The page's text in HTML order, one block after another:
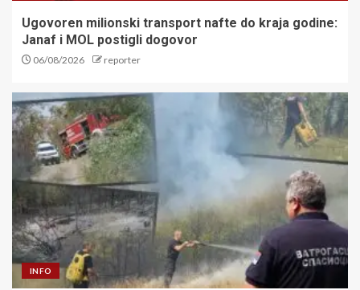
Ugovoren milionski transport nafte do kraja godine:
Janaf i MOL postigli dogovor
06/08/2026 reporter
INFO